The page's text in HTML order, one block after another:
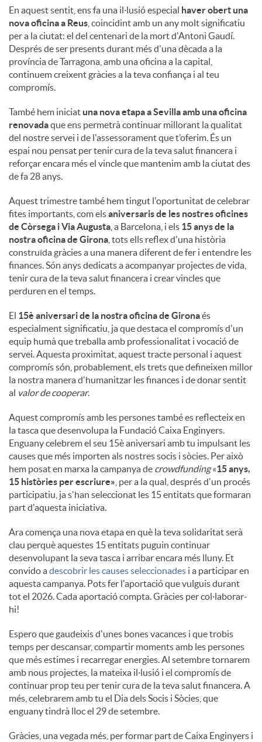
En aquest sentit, ens fa una il·lusió especial haver obert una
nova oficina a Reus , coincidint amb un any molt significatiu
per a la ciutat: el del centenari de la mort d'Antoni Gaudí.
Després de ser presents durant més d'una dècada a la
província de Tarragona, amb una oficina a la capital,
continuem creixent gràcies a la teva confiança i al teu
compromís.
També hem iniciat una nova etapa a Sevilla amb una oficina
renovadaque ens permetrà continuar millorant la qualitat
del nostre servei i de l'assessorament que t’oferim. És un
espai nou pensat per tenir cura de la teva salut financera i
reforçar encara més el vincle que mantenim amb la ciutat des
de fa 28 anys.
Aquest trimestre també hem tingut l'oportunitat de celebrar
fites importants, com elsaniversaris de les nostres oficines
de Còrsega i Via Augusta , a Barcelona, ​​i els 15 anys de la
nostra oficina de Girona , tots ells reflex d'una història
construïda gràcies a una manera diferent de fer i entendre les
finances. Són anys dedicats a acompanyar projectes de vida,
tenir cura de la teva salut financera i crear vincles que
perduren en el temps.
El 15è aniversari de la nostra oficina de Gironaés
especialment significatiu, ja que destaca el compromís d'un
equip humà que treballa amb professionalitat i vocació de
servei. Aquesta proximitat, aquest tracte personal i aquest
compromís són, probablement, els trets que defineixen millor
la nostra manera d'humanitzar les finances i de donar sentit
al valor de cooperar.
Aquest compromís amb les persones també es reflecteix en
la tasca que desenvolupa la Fundació Caixa Enginyers.
Enguany celebrem el seu 15è aniversari amb tu impulsant les
causes que més importen als nostres socis i sòcies. Per això
hem posat en marxa la campanya de crowdfunding«15 anys,
15 històries per escriure» , per a la qual, després d'un procés
participatiu, ja s'han seleccionat les 15 entitats que formaran
part d'aquesta iniciativa.
Ara comença una nova etapa en què la teva solidaritat serà
clau perquè aquestes 15 entitats puguin continuar
desenvolupant la seva tasca i arribar encara més lluny. Et
convido adescobrir les causes seleccionades i a participar en
aquesta campanya. Pots fer l'aportació que vulguis durant
tot el 2026. Cada aportació compta. Gràcies per col·laborar-
hi!
Espero que gaudeixis d'unes bones vacances i que trobis
temps per descansar, compartir moments amb les persones
que més estimes i recarregar energies. Al setembre tornarem
amb nous projectes, la mateixa il·lusió i el compromís de
continuar prop teu per tenir cura de la teva salut financera. A
més, celebrarem amb tu el Dia dels Socis i Sòcies, que
enguany tindrà lloc el 29 de setembre.
Gràcies, una vegada més, per formar part de Caixa Enginyers i